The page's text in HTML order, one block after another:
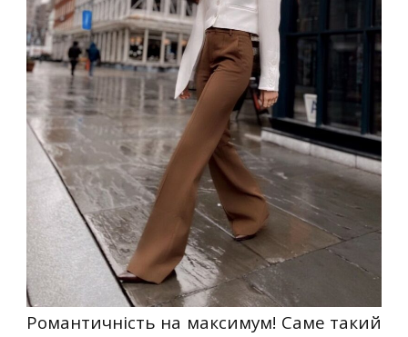
Романтичність на максимум! Саме такий